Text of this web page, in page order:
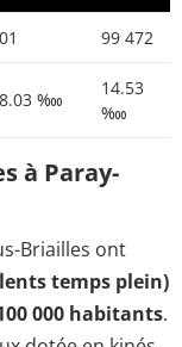
99 472
‱
14.53
‱
à Paray-
Briailles ont
temps plein)
000 habitants.